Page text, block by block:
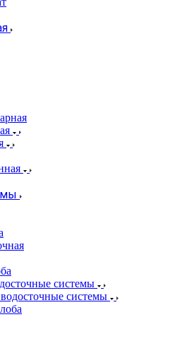
системы
системы